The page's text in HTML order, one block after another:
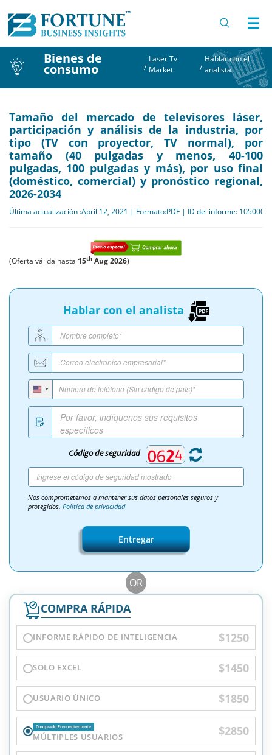
Bienes de
consumo /
Laser Tv
Market
/
Hablar con el
analista
Tamaño del mercado de televisores láser,
participación y análisis de la industria, por
tipo (TV con proyector, TV normal), por
tamaño (40 pulgadas y menos, 40-100
pulgadas, 100 pulgadas y más), por uso final
(doméstico, comercial) y pronóstico regional,
2026-2034
Última actualización :April 12, 2021 | Formato:PDF | ID del informe: 105000
(Oferta válida hasta 15th Aug 2026)
Hablar con el analista
Código de seguridad
Nos comprometemos a mantener sus datos personales seguros y
protegidos, Política de privacidad
Entregar
OR
COMPRA RÁPIDA
INFORME RÁPIDO DE INTELIGENCIA $1250
SOLO EXCEL $1450
USUARIO ÚNICO $1850
Comprado Frecuentemente
MÚLTIPLES USUARIOS $2850